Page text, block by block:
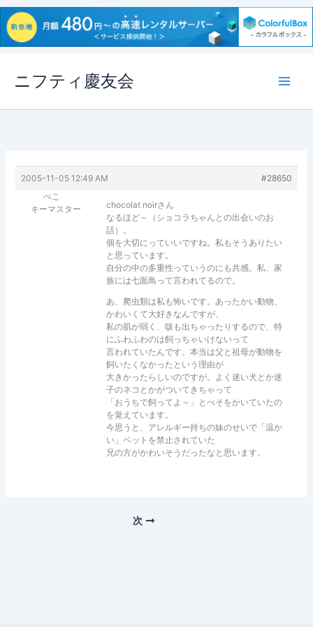
ス
ニフティ慶友会
2005-11-05 12:49 AM
#28650
ぺこ
キーマスター
chocolat noirさん
なるほど～（ショコラちゃんとの出会いのお
話）。
個を大切にっていいですね。私もそうありたい
と思っています。
自分の中の多重性っていうのにも共感。私、家
族には七面鳥って言われてるので。
あ、爬虫類は私も怖いです。あったかい動物、
かわいくて大好きなんですが、
私の肌が弱く、咳も出ちゃったりするので、特
にふわふわのは飼っちゃいけないって
言われていたんです。本当は父と祖母が動物を
飼いたくなかったという理由が
大きかったらしいのですが。よく迷い犬とか迷
子のネコとかがついてきちゃって
「おうちで飼ってよ～」とべそをかいていたの
を覚えています。
今思うと、アレルギー持ちの妹のせいで「温か
い」ペットを禁止されていた
兄の方がかわいそうだったなと思います。
次